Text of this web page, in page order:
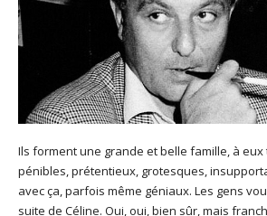
Ils forment une grande et belle famille, à eux
pénibles, prétentieux, grotesques,
avec ça, parfois même géniaux. Les gens
suite de Céline. Oui, oui, bien sûr, mais